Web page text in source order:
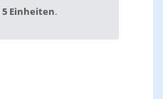
5 Einheiten.